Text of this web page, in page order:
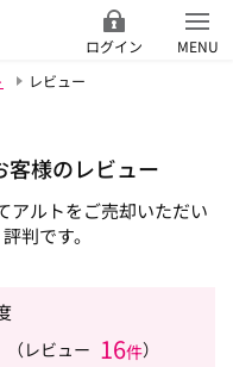
ログイン
MENU
レビュー
客様のレビュー
アルトをご売却いただい
判です。
（レビュー 16件）